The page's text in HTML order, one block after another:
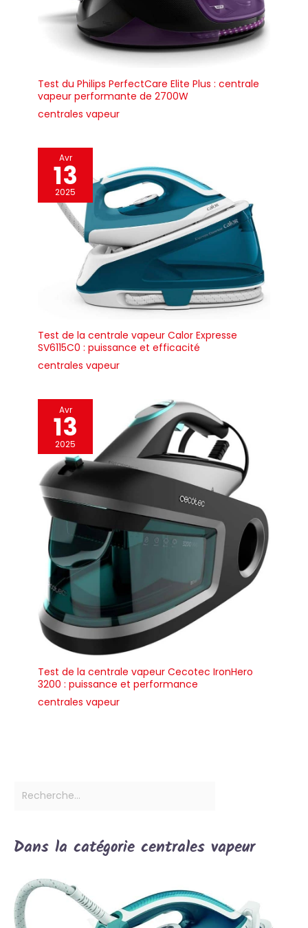
Test du Philips PerfectCare Elite Plus : centrale
vapeur performante de 2700W
centrales vapeur
Avr
13
2025
Test de la centrale vapeur Calor Expresse
SV6115C0 : puissance et efficacité
centrales vapeur
Avr
13
2025
Test de la centrale vapeur Cecotec IronHero
3200 : puissance et performance
centrales vapeur
Dans la catégorie centrales vapeur